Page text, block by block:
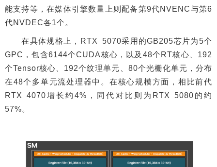
能支持等，在媒体引擎数量上则配备第9代NVENC与第6
代NVDEC各1个。
在具体规格上，RTX 5070采用的GB205芯片为5个
GPC，包含6144个CUDA核心，以及48个RT核心、192
个Tensor核心、192个纹理单元、80个光栅化单元，分布
在48个多单元流处理器中。在核心规模方面，相比前代
RTX 4070增长约4%，同代对比则为RTX 5080的约
57%。